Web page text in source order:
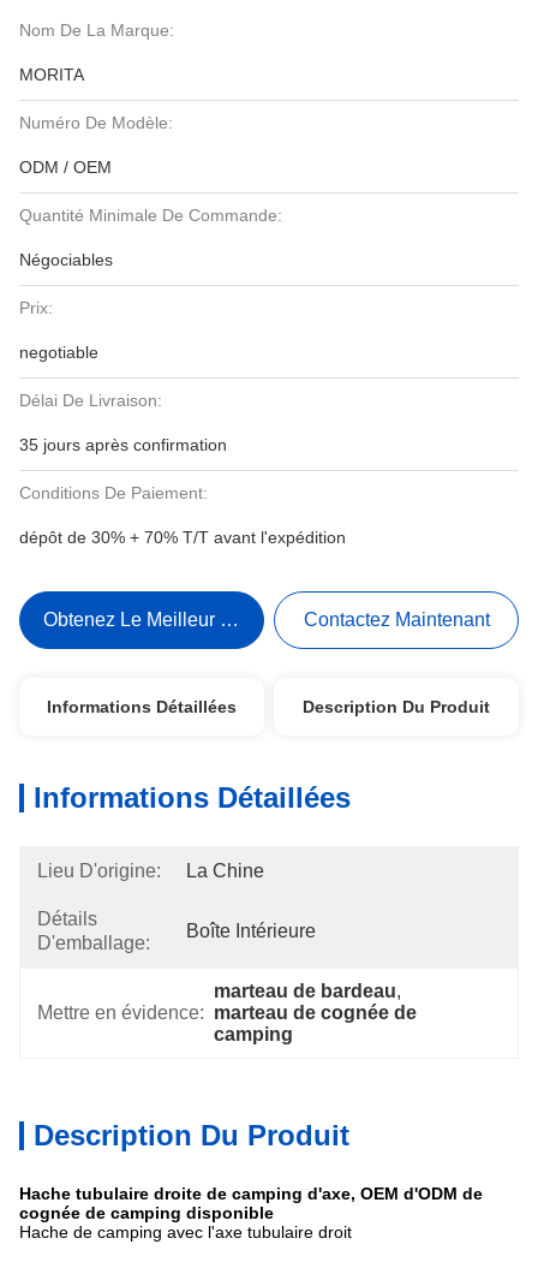
Nom De La Marque:
MORITA
Numéro De Modèle:
ODM / OEM
Quantité Minimale De Commande:
Négociables
Prix:
negotiable
Délai De Livraison:
35 jours après confirmation
Conditions De Paiement:
dépôt de 30% + 70% T/T avant l'expédition
Obtenez Le Meilleur Prix Contactez Maintenant
Informations Détaillées Description Du Produit
Informations Détaillées
Lieu D'origine: La Chine
Détails
D'emballage:
Boîte Intérieure
Mettre en évidence:
marteau de bardeau,
marteau de cognée de
camping
Description Du Produit
Hache tubulaire droite de camping d'axe, OEM d'ODM de
cognée de camping disponible
Hache de camping avec l'axe tubulaire droit